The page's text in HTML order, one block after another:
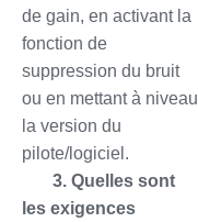
de gain, en activant la
fonction de
suppression du bruit
ou en mettant à niveau
la version du
pilote/logiciel.
3. Quelles sont
les exigences